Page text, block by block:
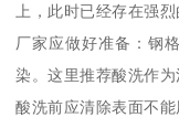
上，此时已经存在强
厂家应做好准备：钢
染。这里推荐酸洗作为
酸洗前应清除表面不